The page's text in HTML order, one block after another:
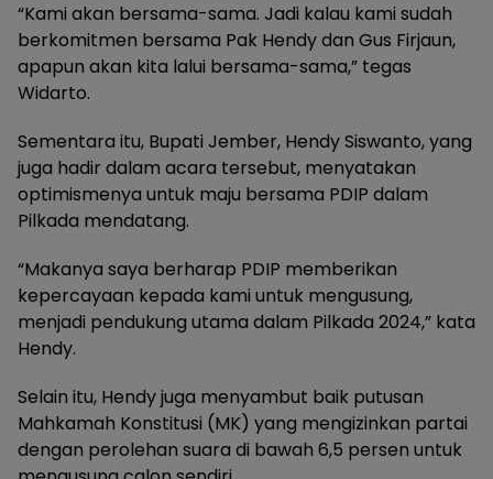
“Kami akan bersama-sama. Jadi kalau kami sudah
berkomitmen bersama Pak Hendy dan Gus Firjaun,
apapun akan kita lalui bersama-sama,” tegas
Widarto.
Sementara itu, Bupati Jember, Hendy Siswanto, yang
juga hadir dalam acara tersebut, menyatakan
optimismenya untuk maju bersama PDIP dalam
Pilkada mendatang.
“Makanya saya berharap PDIP memberikan
kepercayaan kepada kami untuk mengusung,
menjadi pendukung utama dalam Pilkada 2024,” kata
Hendy.
Selain itu, Hendy juga menyambut baik putusan
Mahkamah Konstitusi (MK) yang mengizinkan partai
dengan perolehan suara di bawah 6,5 persen untuk